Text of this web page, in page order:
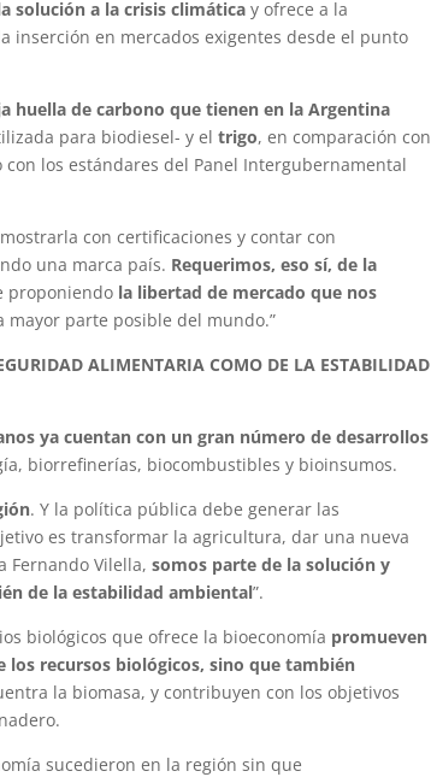
solución a la crisis climáticay ofrece a la
en mercados exigentes desde el punto
huella de carbono que tienen en la Argentina
para biodiesel- y eltrigo, en comparación con
los estándares del Panel Intergubernamental
con certificaciones y contar con
una marca país. Requerimos, eso sí, de la
proponiendo la libertad de mercado que nos
mayor parte posible del mundo.”
ALIMENTARIA COMO DE LA ESTABILIDAD
ya cuentan con un gran número de desarrollos
biorrefinerías, biocombustibles y bioinsumos.
. Y la política pública debe generar las
es transformar la agricultura, dar una nueva
Fernando Vilella,somos parte de la solución y
de la estabilidad ambiental”.
biológicos que ofrece la bioeconomía promueven
los recursos biológicos, sino que también
la biomasa, y contribuyen con los objetivos
sucedieron en la región sin que